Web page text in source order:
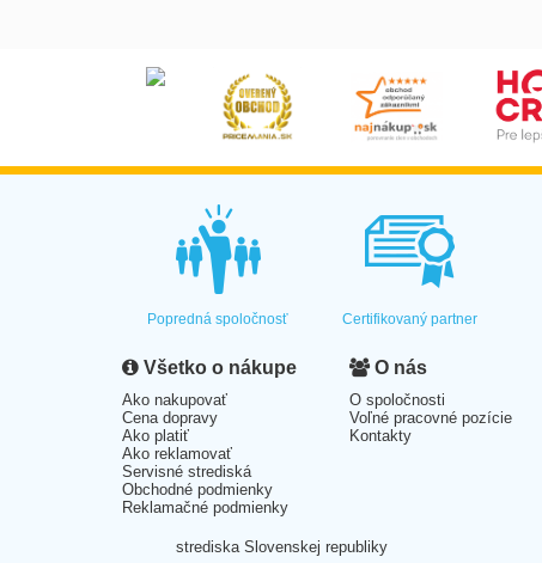
Popredná spoločnosť Certifikovaný partner
Všetko o nákupe
Ako nakupovať
Cena dopravy
Ako platiť
Ako reklamovať
Servisné strediská
Obchodné podmienky
Reklamačné podmienky
O nás
O spoločnosti
Voľné pracovné pozície
Kontakty
strediska Slovenskej republiky